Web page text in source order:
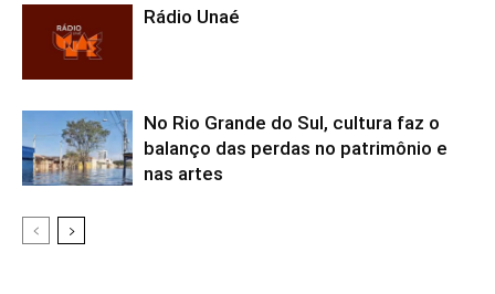
Rádio Unaé
No Rio Grande do Sul, cultura faz o
balanço das perdas no patrimônio e
nas artes